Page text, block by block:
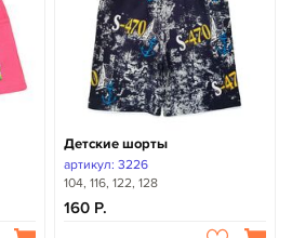
Детские шорты
артикул: 3226
104, 116, 122, 128
160